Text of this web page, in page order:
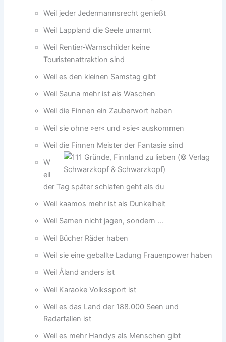
Weil jeder Jedermannsrecht genießt
Weil Lappland die Seele umarmt
Weil Rentier-Warnschilder keine
Touristenattraktion sind
Weil es den kleinen Samstag gibt
Weil Sauna mehr ist als Waschen
Weil die Finnen ein Zauberwort haben
Weil sie ohne »er« und »sie« auskommen
Weil die Finnen Meister der Fantasie sind
W
eil
der Tag später schlafen geht als du
Weil kaamos mehr ist als Dunkelheit
Weil Samen nicht jagen, sondern …
Weil Bücher Räder haben
Weil sie eine geballte Ladung Frauenpower haben
Weil Åland anders ist
Weil Karaoke Volkssport ist
Weil es das Land der 188.000 Seen und
Radarfallen ist
Weil es mehr Handys als Menschen gibt